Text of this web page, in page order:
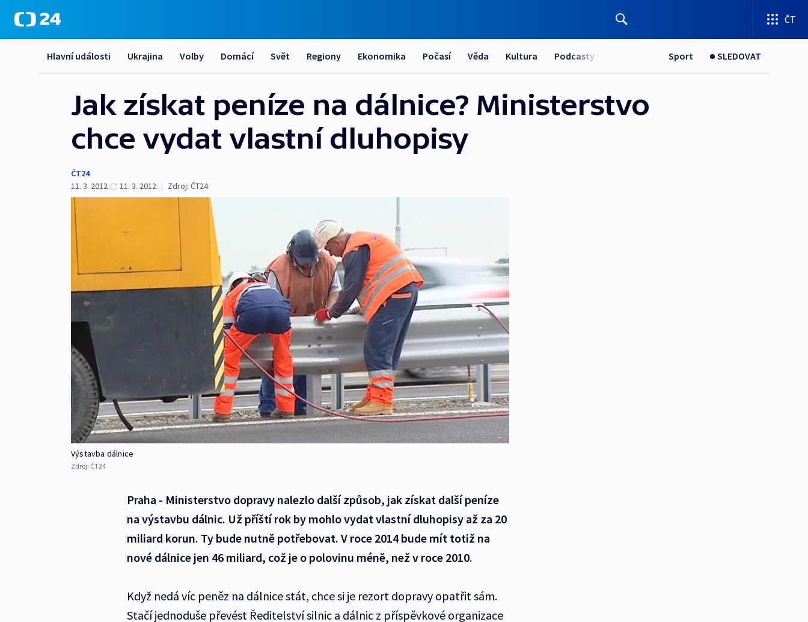
ČT
Hlavní události Ukrajina Volby Domácí Svět Regiony Ekonomika Počasí Věda Kultura Podcasty Sport SLEDOVAT
Jak získat peníze na dálnice? Ministerstvo
chce vydat vlastní dluhopisy
ČT24
11. 3. 2012
11. 3. 2012 | Zdroj: ČT24
Výstavba dálnice
Zdroj: ČT24
Praha - Ministerstvo dopravy nalezlo další způsob, jak získat další peníze
na výstavbu dálnic. Už příští rok by mohlo vydat vlastní dluhopisy až za 20
miliard korun. Ty bude nutně potřebovat. V roce 2014 bude mít totiž na
nové dálnice jen 46 miliard, což je o polovinu méně, než v roce 2010.
Když nedá víc peněz na dálnice stát, chce si je rezort dopravy opatřit sám.
Stačí jednoduše převést Ředitelství silnic a dálnic z příspěvkové organizace